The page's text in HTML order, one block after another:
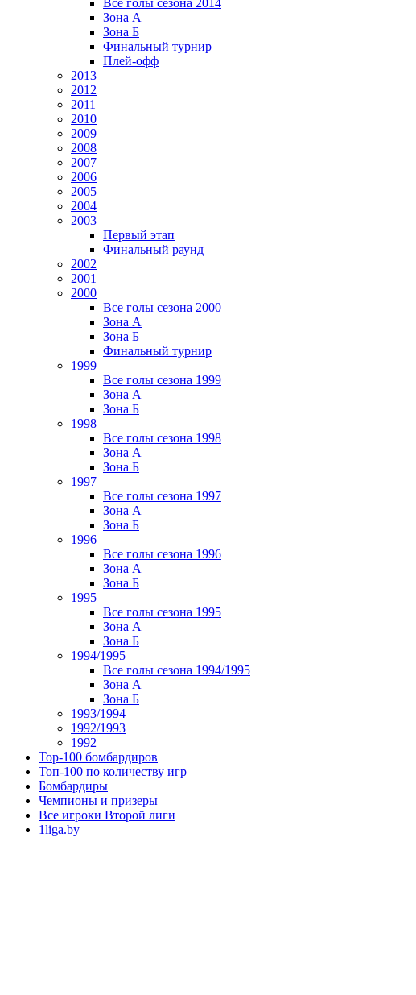
Все голы сезона 2014
Зона А
Зона Б
Финальный турнир
Плей-офф
2013
2012
2011
2010
2009
2008
2007
2006
2005
2004
2003
Первый этап
Финальный раунд
2002
2001
2000
Все голы сезона 2000
Зона А
Зона Б
Финальный турнир
1999
Все голы сезона 1999
Зона А
Зона Б
1998
Все голы сезона 1998
Зона А
Зона Б
1997
Все голы сезона 1997
Зона А
Зона Б
1996
Все голы сезона 1996
Зона А
Зона Б
1995
Все голы сезона 1995
Зона А
Зона Б
1994/1995
Все голы сезона 1994/1995
Зона А
Зона Б
1993/1994
1992/1993
1992
Top-100 бомбардиров
Топ-100 по количеству игр
Бомбардиры
Чемпионы и призеры
Все игроки Второй лиги
1liga.by